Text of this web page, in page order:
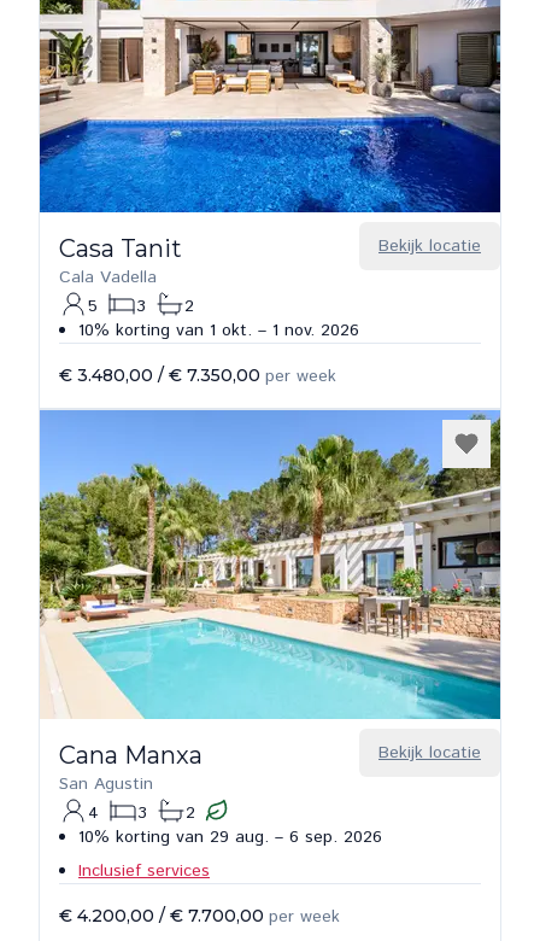
Bekijk locatie
Casa Tanit
Cala Vadella
5
3
2
10% korting van 1 okt. – 1 nov. 2026
€ 3.480,00 / € 7.350,00 per week
Bekijk locatie
Cana Manxa
San Agustin
4
3
2
10% korting van 29 aug. – 6 sep. 2026
Inclusief services
€ 4.200,00 / € 7.700,00 per week